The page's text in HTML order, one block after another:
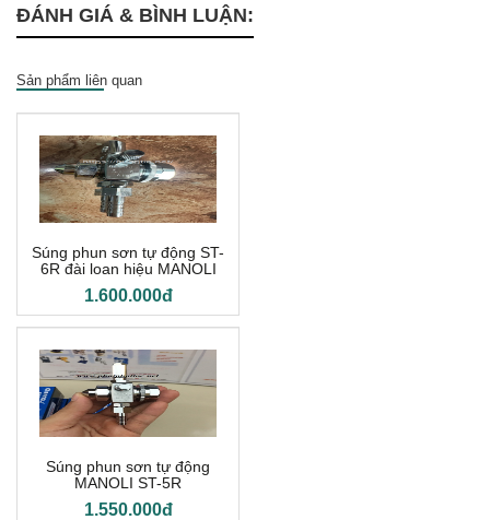
ĐÁNH GIÁ & BÌNH LUẬN:
Sản phẩm liên quan
Súng phun sơn tự động ST-
6R đài loan hiệu MANOLI
1.600.000đ
Súng phun sơn tự động
MANOLI ST-5R
1.550.000đ